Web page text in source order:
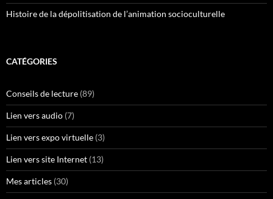
Histoire de la dépolitisation de l’animation socioculturelle
CATÉGORIES
Conseils de lecture (89)
Lien vers audio (7)
Lien vers expo virtuelle (3)
Lien vers site Internet (13)
Mes articles (30)